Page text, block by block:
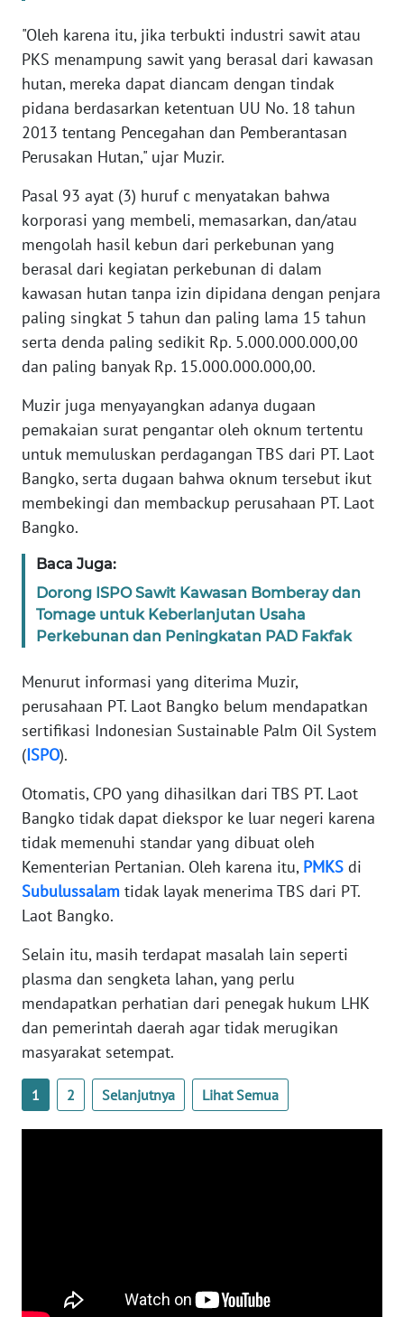
"Oleh karena itu, jika terbukti industri sawit atau
PKS menampung sawit yang berasal dari kawasan
hutan, mereka dapat diancam dengan tindak
pidana berdasarkan ketentuan UU No. 18 tahun
2013 tentang Pencegahan dan Pemberantasan
Perusakan Hutan," ujar Muzir.
Pasal 93 ayat (3) huruf c menyatakan bahwa
korporasi yang membeli, memasarkan, dan/atau
mengolah hasil kebun dari perkebunan yang
berasal dari kegiatan perkebunan di dalam
kawasan hutan tanpa izin dipidana dengan penjara
paling singkat 5 tahun dan paling lama 15 tahun
serta denda paling sedikit Rp. 5.000.000.000,00
dan paling banyak Rp. 15.000.000.000,00.
Muzir juga menyayangkan adanya dugaan
pemakaian surat pengantar oleh oknum tertentu
untuk memuluskan perdagangan TBS dari PT. Laot
Bangko, serta dugaan bahwa oknum tersebut ikut
membekingi dan membackup perusahaan PT. Laot
Bangko.
Baca Juga:
Dorong ISPO Sawit Kawasan Bomberay dan
Tomage untuk Keberlanjutan Usaha
Perkebunan dan Peningkatan PAD Fakfak
Menurut informasi yang diterima Muzir,
perusahaan PT. Laot Bangko belum mendapatkan
sertifikasi Indonesian Sustainable Palm Oil System
(ISPO).
Otomatis, CPO yang dihasilkan dari TBS PT. Laot
Bangko tidak dapat diekspor ke luar negeri karena
tidak memenuhi standar yang dibuat oleh
Kementerian Pertanian. Oleh karena itu, PMKS di
Subulussalam tidak layak menerima TBS dari PT.
Laot Bangko.
Selain itu, masih terdapat masalah lain seperti
plasma dan sengketa lahan, yang perlu
mendapatkan perhatian dari penegak hukum LHK
dan pemerintah daerah agar tidak merugikan
masyarakat setempat.
1 2 Selanjutnya Lihat Semua
WN
PAPUA
PAPUA
BARAT
RIAU
WN
SERAMBI
WN
JAMBI
SULTRA
WN
WN
SULTENG
SULBAR
SUMBAR
SUMSEL
WN
BENGKULU
WN
WN
JATENG
WN